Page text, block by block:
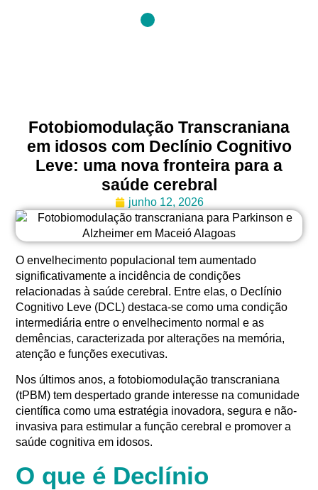
Fotobiomodulação Transcraniana
em idosos com Declínio Cognitivo
Leve: uma nova fronteira para a
saúde cerebral
junho 12, 2026
O envelhecimento populacional tem aumentado
significativamente a incidência de condições
relacionadas à saúde cerebral. Entre elas, o Declínio
Cognitivo Leve (DCL) destaca-se como uma condição
intermediária entre o envelhecimento normal e as
demências, caracterizada por alterações na memória,
atenção e funções executivas.
Nos últimos anos, a fotobiomodulação transcraniana
(tPBM) tem despertado grande interesse na comunidade
científica como uma estratégia inovadora, segura e não-
invasiva para estimular a função cerebral e promover a
saúde cognitiva em idosos.
O que é Declínio